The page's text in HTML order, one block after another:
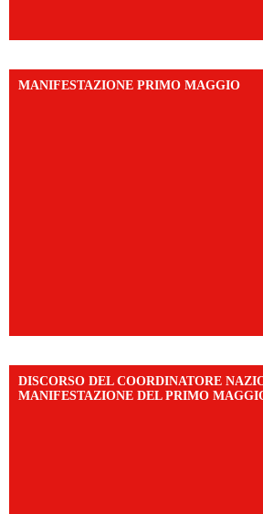
MANIFESTAZIONE PRIMO MAGGIO
DISCORSO DEL COORDINATORE
MANIFESTAZIONE DEL PRIMO